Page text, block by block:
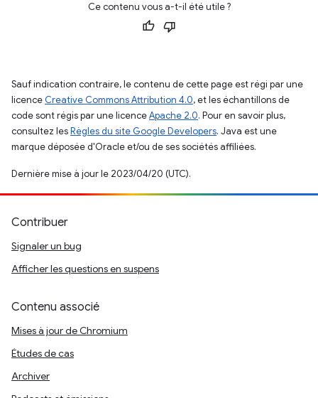
Ce contenu vous a-t-il été utile ?
Sauf indication contraire, le contenu de cette page est régi par une
licence Creative Commons Attribution 4.0, et les échantillons de
code sont régis par une licenceApache 2.0. Pour en savoir plus,
consultez lesRègles du site Google Developers. Java est une
marque déposée d'Oracle et/ou de ses sociétés affiliées.
Dernière mise à jour le 2023/04/20 (UTC).
Contribuer
Signaler un bug
Afficher les questions en suspens
Contenu associé
Mises à jour de Chromium
Études de cas
Archiver